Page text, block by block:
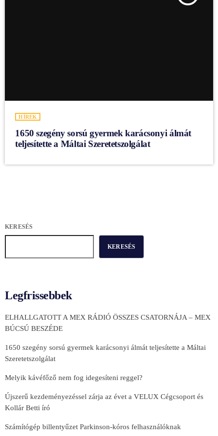
HÍREK
1650 szegény sorsú gyermek karácsonyi álmát
teljesítette a Máltai Szeretetszolgálat
KERESÉS
KERESÉS
Legfrissebbek
ELHALLGATOTT A MEX RÁDIÓ ÖSSZES CSATORNÁJA – MEX
BÚCSÚ BESZÉDE
1650 szegény sorsú gyermek karácsonyi álmát teljesítette a Máltai
Szeretetszolgálat
Melyik kávéfőző nem fog idegesíteni reggel?
Újszerű kezdeményezéssel zárja az évet a VELUX Cégcsoport és
Kollár Betti író
Számítógép billentyűzet Parkinson-kóros felhasználóknak